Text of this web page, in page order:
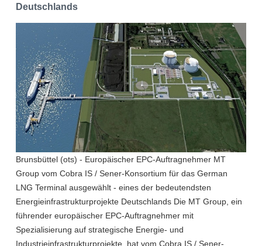
Deutschlands
Brunsbüttel (ots) - Europäischer EPC-Auftragnehmer MT
Group vom Cobra IS / Sener-Konsortium für das German
LNG Terminal ausgewählt - eines der bedeutendsten
Energieinfrastrukturprojekte Deutschlands Die MT Group, ein
führender europäischer EPC-Auftragnehmer mit
Spezialisierung auf strategische Energie- und
Industrieinfrastrukturprojekte, hat vom Cobra IS / Sener-